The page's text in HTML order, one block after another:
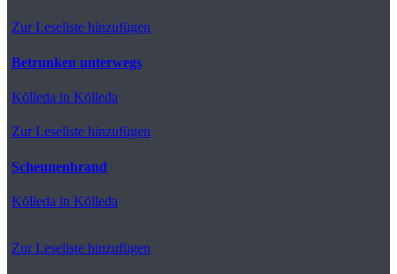
Zur Leseliste hinzufügen
Betrunken unterwegs
Kölleda in Kölleda
Zur Leseliste hinzufügen
Scheunenbrand
Kölleda in Kölleda
Zur Leseliste hinzufügen